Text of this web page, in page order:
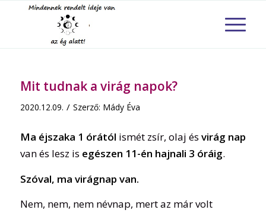
Mit tudnak a virág napok?
2020.12.09. / Szerző: Mády Éva
Ma éjszaka 1 órától ismét zsír, olaj és virág nap
van és lesz is egészen 11-én hajnali 3 óráig.
Szóval, ma virágnap van.
Nem, nem, nem névnap, mert az már volt